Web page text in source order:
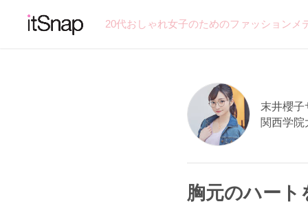
20代おしゃれ女子のためのファッション
末井櫻子
関西学院
胸元のハー